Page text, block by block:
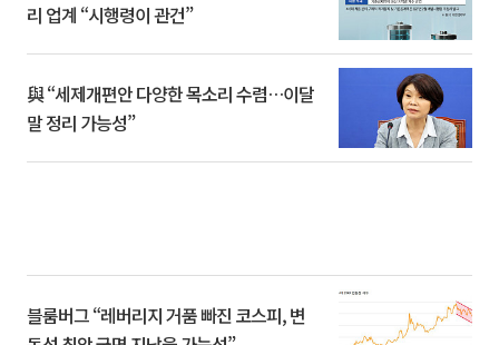
리 업계 “시행령이 관건”
與 “세제개편안 다양한 목소리 수렴…이달
말 정리 가능성”
블룸버그 “레버리지 거품 빠진 코스피, 변